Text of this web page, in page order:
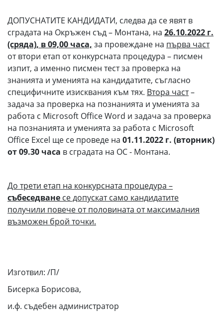
ДОПУСНАТИТЕ КАНДИДАТИ, следва да се явят в
сградата на Окръжен съд – Монтана, на 26.10.2022 г.
(сряда), в 09,00 часа, за провеждане на първа част
от втори етап от конкурсната процедура – писмен
изпит, а именно писмен тест за проверка на
знанията и уменията на кандидатите, съгласно
специфичните изисквания към тях. Втора част–
задача за проверка на познанията и уменията за
работа с Microsoft Office Word и задача за проверка
на познанията и уменията за работа с Microsoft
Office Excel ще се проведе на 01.11.2022 г. (вторник)
от 09.30 часа в сградата на ОС - Монтана.
До трети етап на конкурсната процедура –
събеседване се допускат само кандидатите
получили повече от половината от максималния
възможен брой точки.
Изготвил: /П/
Бисерка Борисова,
и.ф. съдебен администратор